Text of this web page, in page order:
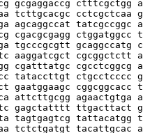
gcgaggaccg ctttcgctgg
tcttgcacgc cctcgctcaa
agcaggccat tatcgccggc
cgacgcgagg ctggatggcc
tgcccgcgtt gcaggccatg
aaggatcgct cgcggctctt
cgatttatgc cgcctcggcg
tataccttgt ctgcctcccc
gaatggaagc cggcggcacc
attcttgcgg agaactgtga
gagctatttt ttgacttact
tagtgagtcg tattacatgg
tctctgatgt tacattgcac